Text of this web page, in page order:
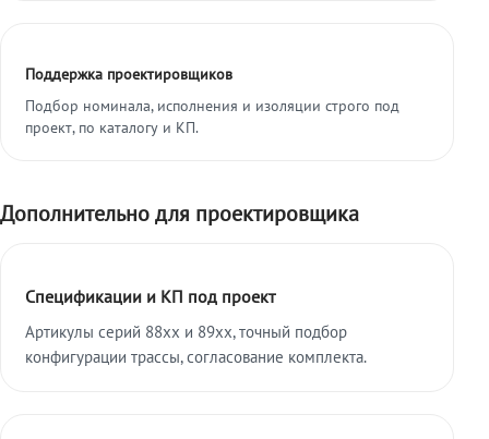
Поддержка проектировщиков
Подбор номинала, исполнения и изоляции строго под
проект, по каталогу и КП.
Дополнительно для проектировщика
Спецификации и КП под проект
Артикулы серий 88xx и 89xx, точный подбор
конфигурации трассы, согласование комплекта.